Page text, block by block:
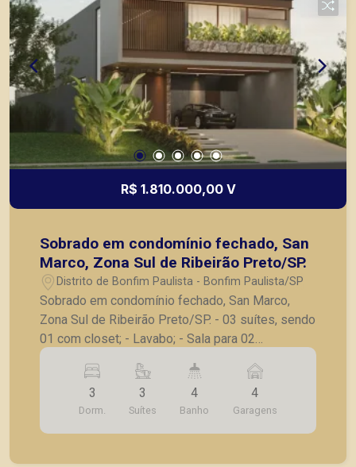
Preto.
R$ 1.810.000,00 V
Sobrado em condomínio fechado, San
Marco, Zona Sul de Ribeirão Preto/SP.
Distrito de Bonfim Paulista - Bonfim Paulista/SP
Sobrado em condomínio fechado, San Marco,
Zona Sul de Ribeirão Preto/SP. - 03 suítes, sendo
01 com closet; - Lavabo; - Sala para 02
ambientes; - Home/Escritório; - Cozinha; -
Despensa; - Varanda gourmet; - Piscina/ Prainha/
Deck; - Jardim com paisagismo; - Área de
serviço com área descoberta; - A casa será
entregue com armários básicos nos dormitórios,
3
Dorm.
3
Suítes
4
Banho
4
Garagens